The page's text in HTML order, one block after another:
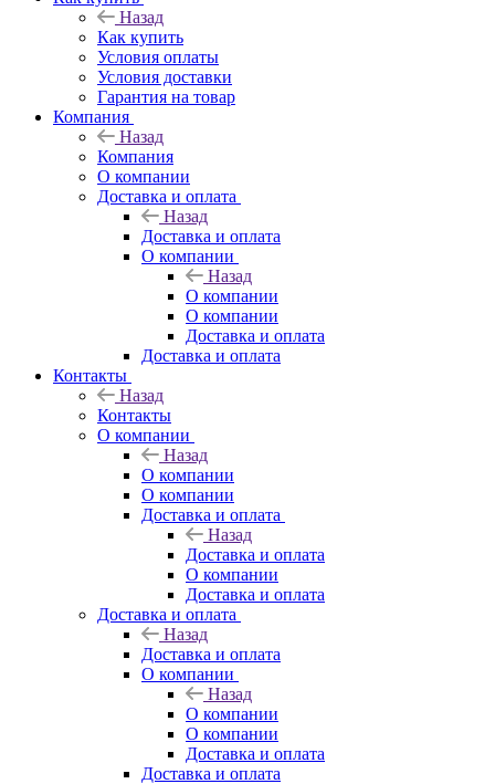
Назад
Как купить
Условия оплаты
Условия доставки
Гарантия на товар
Компания
Назад
Компания
О компании
Доставка и оплата
Назад
Доставка и оплата
О компании
Назад
О компании
О компании
Доставка и оплата
Доставка и оплата
Контакты
Назад
Контакты
О компании
Назад
О компании
О компании
Доставка и оплата
Назад
Доставка и оплата
О компании
Доставка и оплата
Доставка и оплата
Назад
Доставка и оплата
О компании
Назад
О компании
О компании
Доставка и оплата
Доставка и оплата